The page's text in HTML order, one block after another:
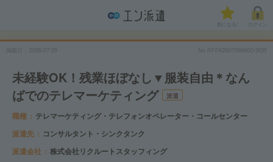
気になる!
No.RFFK260706680D/関西
未経験OK！残業ほぼなし▼服装自由＊なん
ばでのテレマーケティング
派遣
職種
テレマーケティング・テレフォンオペレーター・コールセンター
派遣先
コンサルタント・シンクタンク
派遣会社
株式会社リクルートスタッフィング